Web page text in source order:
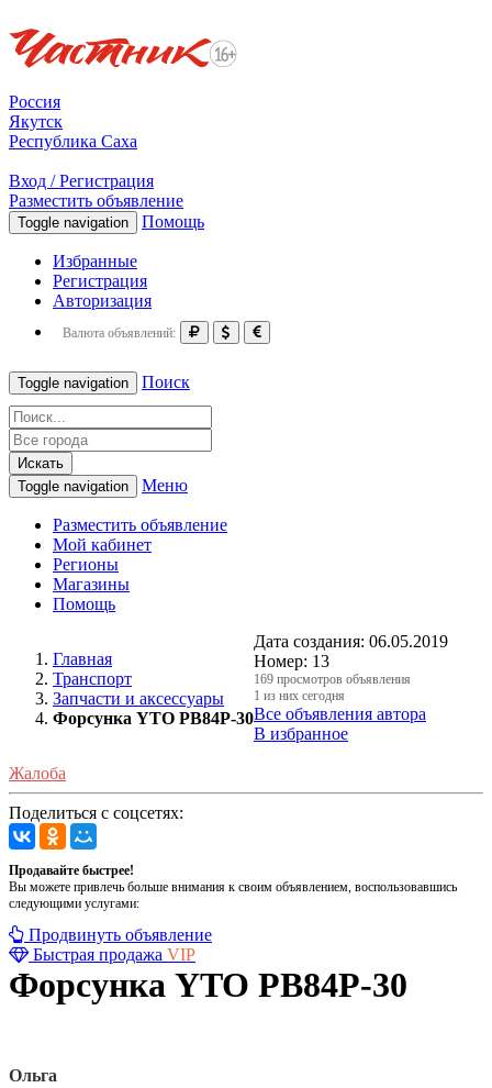
Россия
Якутск
Республика Саха
Вход / Регистрация
Разместить объявление
Toggle navigation Помощь
Избранные
Регистрация
Авторизация
Валюта объявлений:
Toggle navigation Поиск
Искать
Toggle navigation
Меню
Разместить объявление
Мой кабинет
Регионы
Магазины
Помощь
Главная
Транспорт
Запчасти и аксессуары
Форсунка YTO PB84P-30
Дата создания: 06.05.2019
Номер: 13
169 просмотров объявления
1 из них сегодня
Все объявления автора
В избранное
Жалоба
Поделиться с соцсетях:
Продавайте быстрее!
Вы можете привлечь больше внимания к своим объявлением, воспользовавшись
следующими услугами:
Продвинуть объявление
Быстрая продажа VIP
Форсунка YTO PB84P-30
Ольга